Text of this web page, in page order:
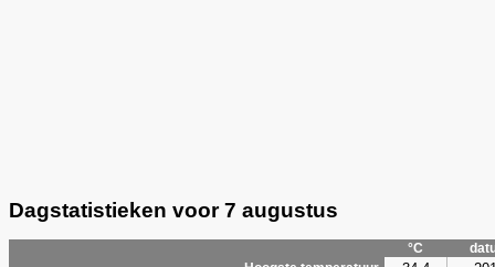
Dagstatistieken voor 7 augustus
°C